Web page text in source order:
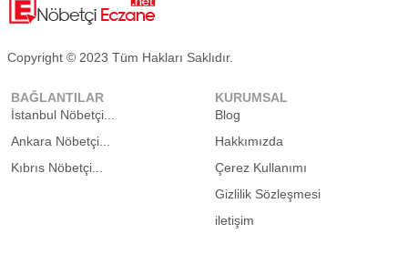
Copyright © 2023 Tüm Hakları Saklıdır.
BAĞLANTILAR
İstanbul Nöbetçi...
Ankara Nöbetçi...
Kıbrıs Nöbetçi...
KURUMSAL
Blog
Hakkımızda
Çerez Kullanımı
Gizlilik Sözleşmesi
iletişim